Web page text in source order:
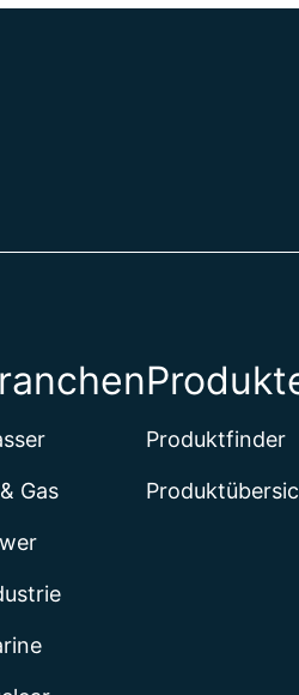
Gas
Produktfinder